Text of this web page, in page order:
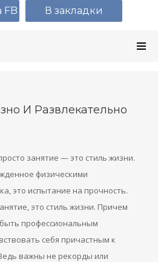
И Развлекательно
занятие — это стиль жизни.
физическими
это испытание на прочность.
это стиль жизни. Причем
профессиональным
себя причастным к
важны не рекорды или
FB В закладки